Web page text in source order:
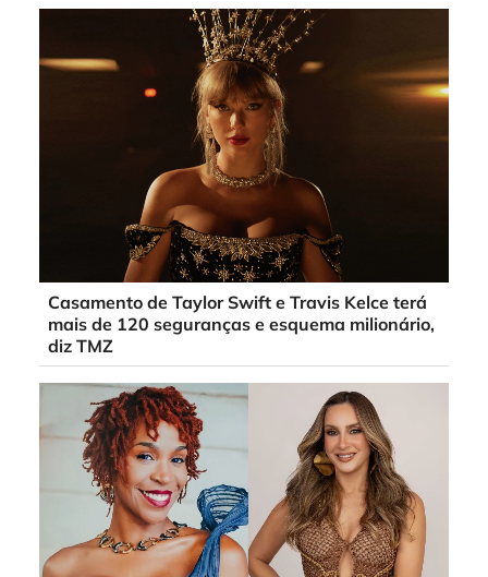
Casamento de Taylor Swift e Travis Kelce terá
mais de 120 seguranças e esquema milionário,
diz TMZ